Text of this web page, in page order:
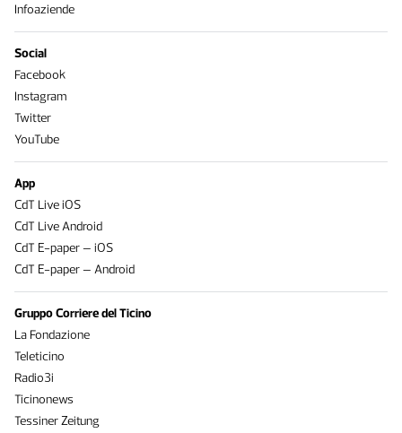
Infoaziende
Social
Facebook
Instagram
Twitter
YouTube
App
CdT Live iOS
CdT Live Android
CdT E-paper – iOS
CdT E-paper – Android
Gruppo Corriere del Ticino
La Fondazione
Teleticino
Radio3i
Ticinonews
Tessiner Zeitung